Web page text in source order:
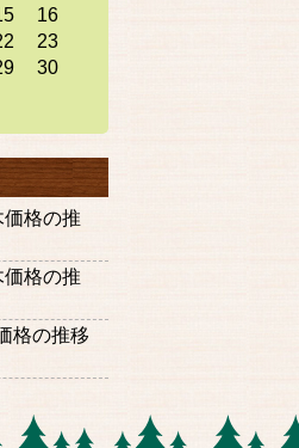
16
23
30
格の推
格の推
格の推移